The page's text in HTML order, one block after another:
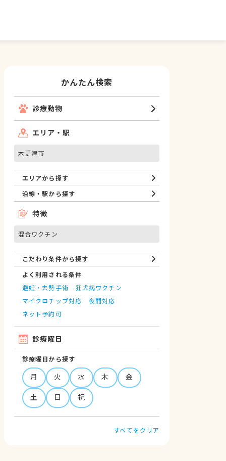
かんたん検索
診療動物
エリア・駅
木更津市
エリアから探す
沿線・駅から探す
特徴
混合ワクチン
こだわり条件から探す
よく利用される条件
避妊・去勢手術
狂犬病ワクチン
マイクロチップ対応
夜間対応
ネット予約可
診療曜日
診療曜日から探す
月 火 水 木
金
土
日 祝
すべてをクリア